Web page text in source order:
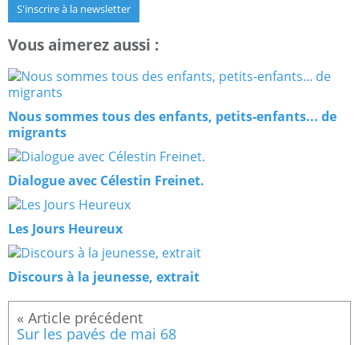
S'inscrire à la newsletter
Vous aimerez aussi :
Nous sommes tous des enfants, petits-enfants... de
migrants
Dialogue avec Célestin Freinet.
Les Jours Heureux
Discours à la jeunesse, extrait
Sur les pavés de mai 68